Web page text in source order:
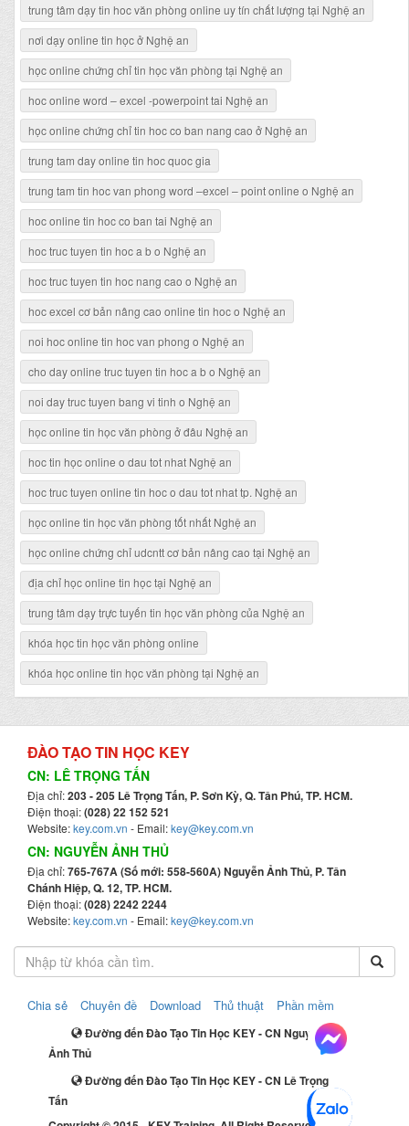
trung tâm dạy tin hoc văn phòng online uy tín chất lượng tại Nghệ an
nơi dạy online tin học ở Nghệ an
học online chứng chỉ tin học văn phòng tại Nghệ an
hoc online word – excel -powerpoint tai Nghệ an
học online chứng chỉ tin hoc co ban nang cao ở Nghệ an
trung tam day online tin hoc quoc gia
trung tam tin hoc van phong word –excel – point online o Nghệ an
hoc online tin hoc co ban tai Nghệ an
hoc truc tuyen tin hoc a b o Nghệ an
hoc truc tuyen tin hoc nang cao o Nghệ an
hoc excel cơ bản nâng cao online tin hoc o Nghệ an
noi hoc online tin hoc van phong o Nghệ an
cho day online truc tuyen tin hoc a b o Nghệ an
noi day truc tuyen bang vi tinh o Nghệ an
học online tin học văn phòng ở đâu Nghệ an
hoc tin học online o dau tot nhat Nghệ an
hoc truc tuyen online tin hoc o dau tot nhat tp. Nghệ an
học online tin học văn phòng tốt nhất Nghệ an
học online chứng chỉ udcntt cơ bản nâng cao tại Nghệ an
địa chỉ học online tin học tại Nghệ an
trung tâm dạy trực tuyến tin học văn phòng của Nghệ an
khóa học tin học văn phòng online
khóa học online tin học văn phòng tại Nghệ an
ĐÀO TẠO TIN HỌC KEY
CN: LÊ TRỌNG TẤN
Địa chỉ:203 - 205 Lê Trọng Tấn, P. Sơn Kỳ, Q. Tân Phú, TP. HCM.
Điện thoại:(028) 22 152 521
Website:key.com.vn - Email:key@key.com.vn
CN: NGUYỄN ẢNH THỦ
Địa chỉ:765-767A (Số mới: 558-560A) Nguyễn Ảnh Thủ, P. Tân
Chánh Hiệp, Q. 12, TP. HCM.
Điện thoại:(028) 2242 2244
Website:key.com.vn - Email:key@key.com.vn
Chia sẻ Chuyên đề Download Thủ thuật Phần mềm
Đường đến Đào Tạo Tin Học KEY - CN Nguyễn
Ảnh Thủ
Đường đến Đào Tạo Tin Học KEY - CN Lê Trọng
Tấn